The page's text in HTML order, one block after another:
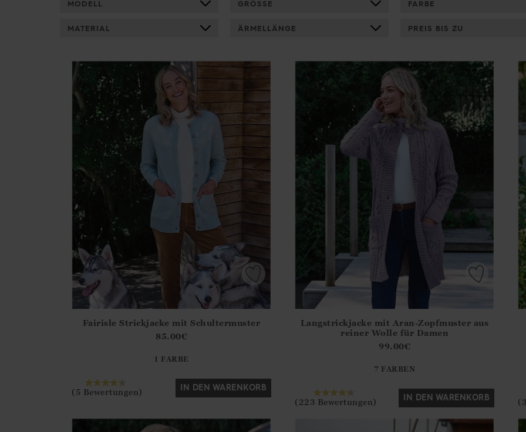
MODELL GRÖSSE FARBE
MATERIAL ÄRMELLÄNGE PREIS BIS ZU
Athena.Core.Domain.Models.ProductSizeModel?.Sizes?.FirstOrDefault()?.ExpectedDate
?? ""
Fairisle Strickjacke mit Schultermuster
85.00€
1 FARBE
(5 Bewertungen) IN DEN WARENKORB
?? ""
Ja Nein
Langstrickjacke mit Aran-Zopfmuster aus
reiner Wolle für Damen
99.00€
7 FARBEN
(223 Bewertungen) IN DEN WARENKORB